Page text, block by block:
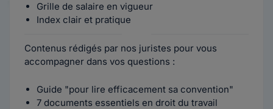
Grille de salaire en vigueur
Index clair et pratique
Contenus rédigés par nos juristes pour vous
accompagner dans vos questions :
Guide "pour lire efficacement sa convention"
7 documents essentiels en droit du travail